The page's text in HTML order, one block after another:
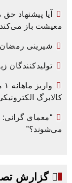
معیشت باز
شیرینی رمضان
تولیدکنندگان
کالابرگ
“معمای گرانی:
می‌شوند؟”
گزارش